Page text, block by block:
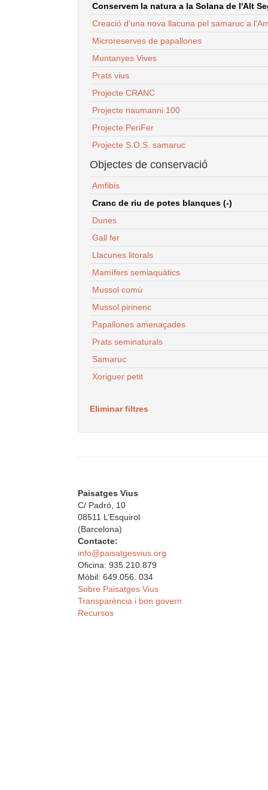
Conservem la natura a la Solana de l'Alt
Creació d'una nova llacuna pel samaruc a
Microreserves de papallones
Muntanyes Vives
Prats vius
Projecte CRANC
Projecte naumanni 100
Projecte PeriFer
Projecte S.O.S. samaruc
Objectes de conservació
Amfibis
Cranc de riu de potes blanques (-)
Dunes
Gall fer
Llacunes litorals
Mamífers semiaquàtics
Mussol comú
Mussol pirinenc
Papallones amenaçades
Prats seminaturals
Samaruc
Xoriguer petit
Eliminar filtres
Paisatges Vius
C/ Padró, 10
08511 L’Esquirol
(Barcelona)
Contacte:
info@paisatgesvius.org
Oficina: 935.210.879
Mòbil: 649.056. 034
Sobre Paisatges Vius
Transparència i bon govern
Recursos